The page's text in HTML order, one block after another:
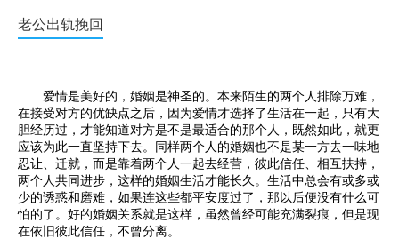
老公出轨挽回
爱情是美好的，婚姻是神圣的。本来陌生的两个人排除万难，
在接受对方的优缺点之后，因为爱情才选择了生活在一起，只有大
胆经历过，才能知道对方是不是最适合的那个人，既然如此，就更
应该为此一直坚持下去。同样两个人的婚姻也不是某一方去一味地
忍让、迁就，而是靠着两个人一起去经营，彼此信任、相互扶持，
两个人共同进步，这样的婚姻生活才能长久。生活中总会有或多或
少的诱惑和磨难，如果连这些都平安度过了，那以后便没有什么可
怕的了。好的婚姻关系就是这样，虽然曾经可能充满裂痕，但是现
在依旧彼此信任，不曾分离。